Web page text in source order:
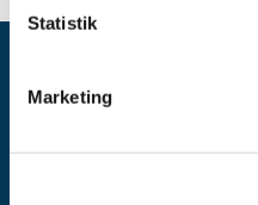
Statistik
Marketing